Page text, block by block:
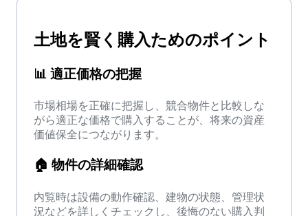
土地を賢く購入ためのポイント
📊 適正価格の把握
市場相場を正確に把握し、競合物件と比較しな
がら適正な価格で購入することが、将来の資産
価値保全につながります。
🏠 物件の詳細確認
内覧時は設備の動作確認、建物の状態、管理状
況などを詳しくチェックし、後悔のない購入判